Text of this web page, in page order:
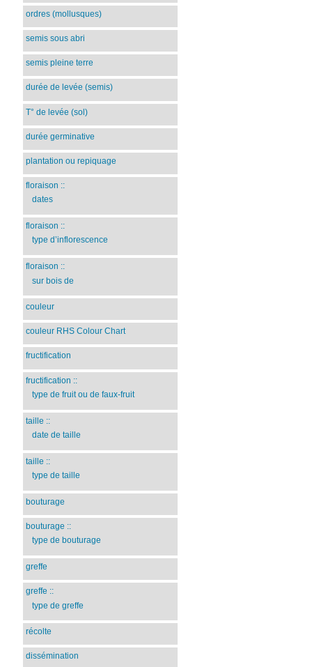
ordres (mollusques)
semis sous abri
semis pleine terre
durée de levée (semis)
T° de levée (sol)
durée germinative
plantation ou repiquage
floraison ::
dates
floraison ::
type d’inflorescence
floraison ::
sur bois de
couleur
couleur RHS Colour Chart
fructification
fructification ::
type de fruit ou de faux-fruit
taille ::
date de taille
taille ::
type de taille
bouturage
bouturage ::
type de bouturage
greffe
greffe ::
type de greffe
récolte
dissémination